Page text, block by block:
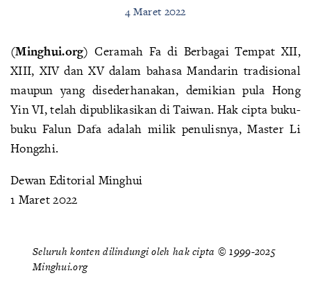
4 Maret 2022
(Minghui.org) Ceramah Fa di Berbagai Tempat XII,
XIII, XIV dan XV dalam bahasa Mandarin tradisional
maupun yang disederhanakan, demikian pula Hong
Yin VI, telah dipublikasikan di Taiwan. Hak cipta buku-
buku Falun Dafa adalah milik penulisnya, Master Li
Hongzhi.
Dewan Editorial Minghui
1 Maret 2022
Seluruh konten dilindungi oleh hak cipta © 1999-2025
Minghui.org